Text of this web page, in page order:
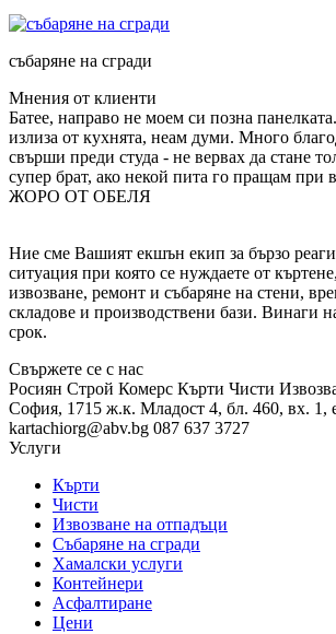
събаряне на сгради
Мнения от клиенти
Батее, направо не моем си позна
излиза от кухнята, неам думи. Много
свърши преди студа - не вервах да стане
супер брат, ако некой пита го пращам при
ЖОРО ОТ ОБЕЛЯ
Ние сме Вашият екшън екип за бързо
ситуация при която се нуждаете от
извозване, ремонт и събаряне на стени,
складове и производствени бази. Винаги
срок.
Свържете се с нас
Росиян Строй Комерс Кърти Чисти
София, 1715 ж.к. Младост 4, бл. 460, вх. 1,
kartachiorg@abv.bg 087 637 3727
Услуги
Кърти
Чисти
Извозване на отпадъци
Събаряне на сгради
Хамалски услуги
Контейнери
Асфалтиране
Цени